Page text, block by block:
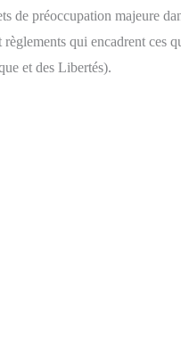
de préoccupation majeure
qui encadrent ces
et des Libertés).